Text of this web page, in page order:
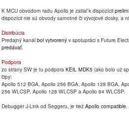
K MCU obvodom radu Apollo je zatiaľ k dispozícii
dispozícii nie sú obvody samotné či vývojové dosky, a
Distribúcia
Predajný kanál bol vytvorený v spolupráci s Future
predávať
Podpora
zo strany SW je tu podpora KEIL MDK5 (ako bolo už
čipy:
Apollo 512 BGA, Apollo 256 BGA, Apollo 128 BGA,
256 WLCSP, Apollo 128 WLCSP a Apollo 64 WLCSP.
Debugger J-Link od Seggeru, je tiež Apollo compatible